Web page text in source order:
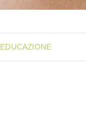
EDUCAZIONE